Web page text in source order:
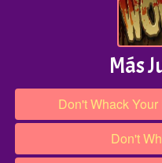
Más
Don't Whack
Don't